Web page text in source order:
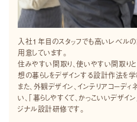
入社1年目のスタッフでも高いレベル
用意しています。
住みやすい間取り、使いやすい間取り
想の暮らしをデザインする設計作法を学
また、外観デザイン、インテリアコーデ
い、「暮らしやすくて、かっこいいデザイ
ジナル設計研修です。